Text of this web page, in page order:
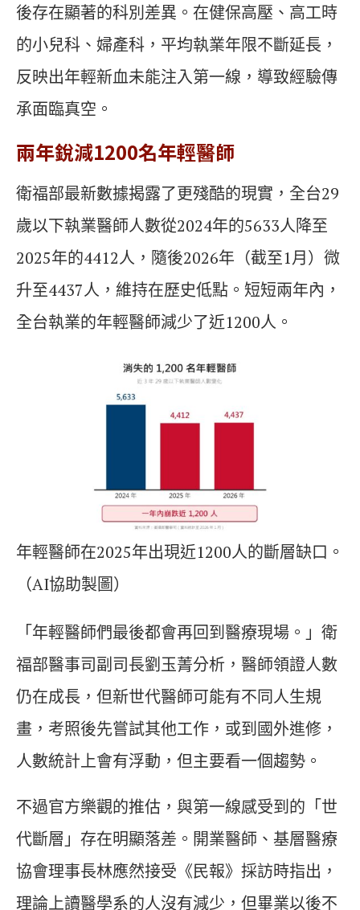
後存在顯著的科別差異。在健保高壓、高工時
的小兒科、婦產科，平均執業年限不斷延長，
反映出年輕新血未能注入第一線，導致經驗傳
承面臨真空。
兩年銳減1200名年輕醫師
衛福部最新數據揭露了更殘酷的現實，全台29
歲以下執業醫師人數從2024年的5633人降至
2025年的4412人，隨後2026年（截至1月）微
升至4437人，維持在歷史低點。短短兩年內，
全台執業的年輕醫師減少了近1200人。
年輕醫師在2025年出現近1200人的斷層缺口。
（AI協助製圖）
「年輕醫師們最後都會再回到醫療現場。」衛
福部醫事司副司長劉玉菁分析，醫師領證人數
仍在成長，但新世代醫師可能有不同人生規
畫，考照後先嘗試其他工作，或到國外進修，
人數統計上會有浮動，但主要看一個趨勢。
不過官方樂觀的推估，與第一線感受到的「世
代斷層」存在明顯落差。開業醫師、基層醫療
協會理事長林應然接受《民報》採訪時指出，
理論上讀醫學系的人沒有減少，但畢業以後不